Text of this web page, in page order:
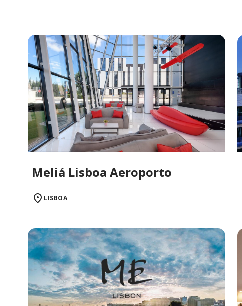
Meliá Lisboa Aeroporto
LISBOA